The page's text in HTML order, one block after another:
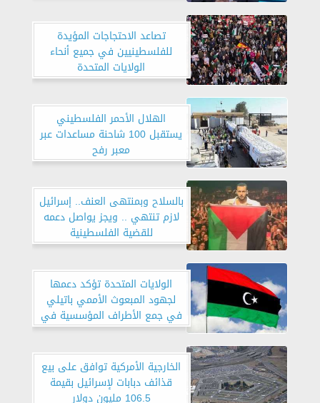
تصاعد الاحتجاجات المؤيدة
للفلسطينيين في جميع أنحاء
الولايات المتحدة
الهلال الأحمر الفلسطيني
يستقبل 100 شاحنة مساعدات عبر
معبر رفح
بالسلاح وبمنتهى العنف.. إسرائيل
لازم تنتهي .. ويجز يواصل دعمه
للقضية الفلسطينية
الولايات المتحدة تؤكد دعمها
لجهود المبعوث الأممي باتيلي
في جمع الأطراف المؤسسية في
ليبيا
الخارجية الأمركية توافق على بيع
قذائف دبابات لإسرائيل بقيمة
106.5 مليون دولار